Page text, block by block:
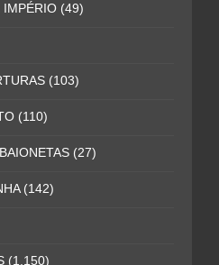
IMPÉRIO (49)
(103)
(110)
(27)
(142)
(1.150)